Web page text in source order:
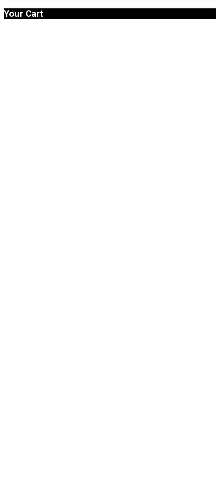
Your Cart